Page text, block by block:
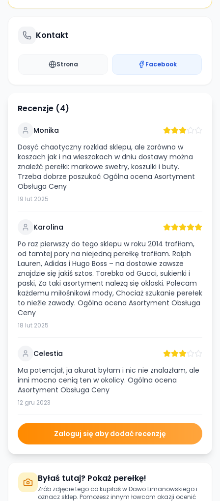
Kontakt
Strona Facebook
Recenzje (4)
Monika
Dosyć chaotyczny rozklad sklepu, ale zarówno w
koszach jak i na wieszakach w dniu dostawy można
znaleźć perełki: markowe swetry, koszulki i buty.
Trzeba dobrze poszukać Ogólna ocena Asortyment
Obsługa Ceny
19 lut 2025
Karolina
Po raz pierwszy do tego sklepu w roku 2014 trafiłam,
od tamtej pory na niejedną perełkę trafiłam. Ralph
Lauren, Adidas i Hugo Boss – na dostawie zawsze
znajdzie się jakiś sztos. Torebka od Gucci, sukienki i
paski, Za taki asortyment należą się oklaski. Polecam
każdemu miłośnikowi mody, Chociaż szukanie perełek
to nieźle zawody. Ogólna ocena Asortyment Obsługa
Ceny
18 lut 2025
Celestia
Ma potencjał, ja akurat byłam i nic nie znalazłam, ale
inni mocno cenią ten w okolicy. Ogólna ocena
Asortyment Obsługa Ceny
12 gru 2023
Zaloguj się aby dodać recenzję
Byłaś tutaj? Pokaż perełkę!
Zrób zdjęcie tego co kupiłaś wDawo Limanowskiegoi
oznacz sklep. Pomożesz innym łowcom okazji ocenić